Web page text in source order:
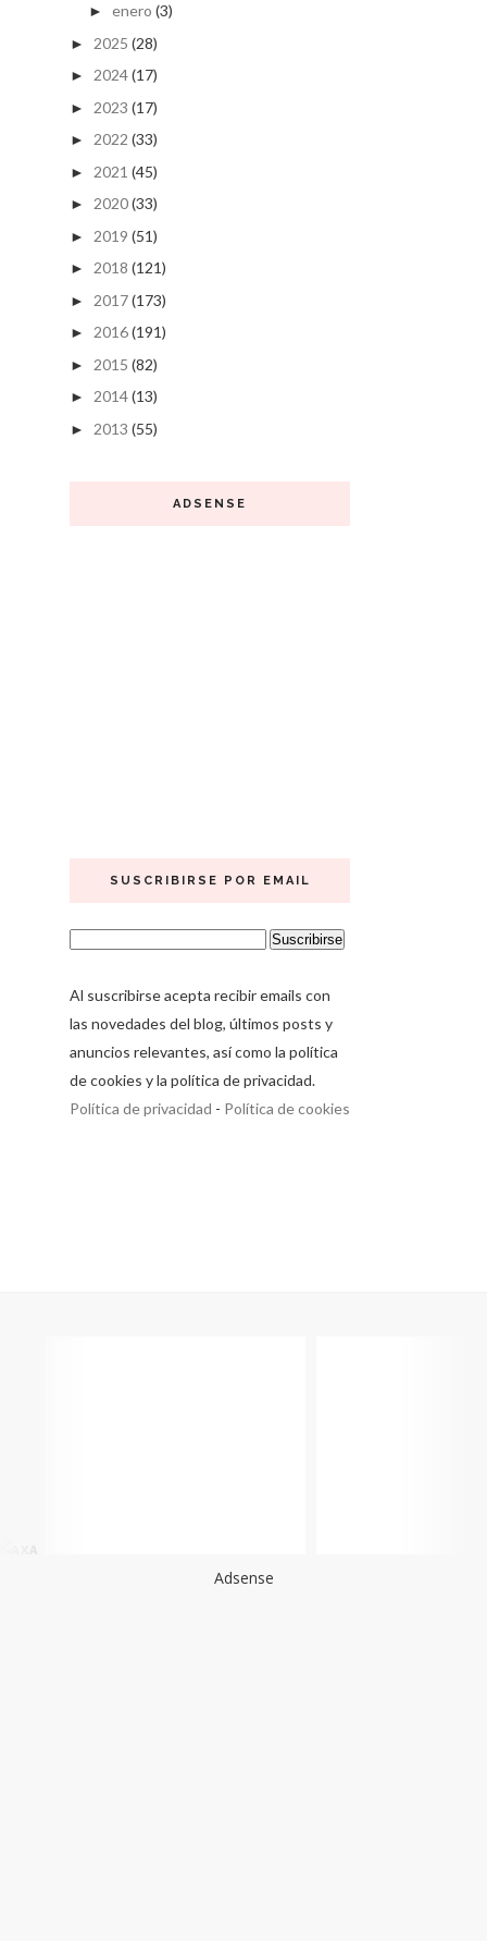
► enero (3)
► 2025 (28)
► 2024(17)
► 2023 (17)
► 2022 (33)
► 2021 (45)
► 2020(33)
► 2019 (51)
► 2018 (121)
► 2017(173)
► 2016(191)
► 2015 (82)
► 2014(13)
► 2013 (55)
ADSENSE
SUSCRIBIRSE POR EMAIL
Al suscribirse acepta recibir emails con
las novedades del blog, últimos posts y
anuncios relevantes, así como la política
de cookies y la política de privacidad.
Política de privacidad - Política de cookies
Adsense